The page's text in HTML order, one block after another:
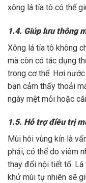
xông lá tía tô có thể
1.4. Giúp lưu thông
Xông lá tía tô không
mà còn có tác dụng
trong cơ thể. Hơi
bạn cảm thấy thoải
ngày mệt mỏi hoặc
1.5. Hỗ trợ điều trị
Mùi hôi vùng kín là
phải, có thể do viêm
thay đổi nội tiết tố. Lá
khử mùi tự nhiên sẽ